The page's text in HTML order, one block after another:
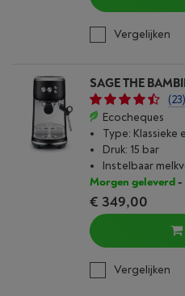
Vergelijken
SAGE THE
(23)
Ecocheques
Type: Klassieke
Druk: 15 bar
Instelbaar
Morgen geleverd-
€ 349,00
Vergelijken